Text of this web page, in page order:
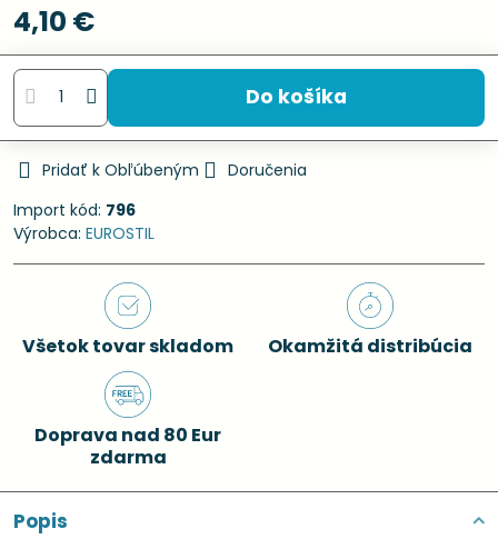
4,10 €
Do košíka
Pridať k Obľúbeným
Doručenia
Import kód: 796
Výrobca: EUROSTIL
Všetok tovar skladom Okamžitá distribúcia
Doprava nad 80 Eur
zdarma
Popis